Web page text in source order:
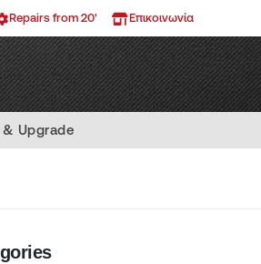
Repairs from 20' Επικοινωνία
& Upgrade